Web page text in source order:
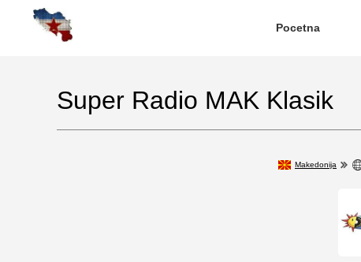
Pocetna
Super Radio MAK Klasik
Makedonija